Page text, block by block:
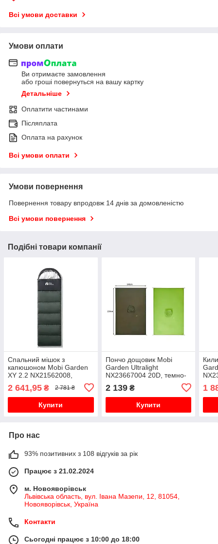
Всі умови доставки
Умови оплати
Ви отримаєте замовлення
або гроші повернуться на вашу картку
Детальніше
Оплатити частинами
Післяплата
Оплата на рахунок
Всі умови оплати
Умови повернення
Повернення товару впродовж 14 днів за домовленістю
Всі умови повернення
Подібні товари компанії
Спальний мішок з
капюшоном Mobi Garden
XY 2.2 NX21562008,
2 641,95 ₴ 2 781 ₴
Купити
Пончо дощовик Mobi
Garden Ultralight
NX23667004 20D, темно-
2 139₴
Купити
1
Про нас
93% позитивних з 108 відгуків за рік
Працює з 21.02.2024
м. Новояворівськ
Львівська область, вул. Івана Мазепи, 12, 81054,
Новояворівськ, Україна
Контакти
Сьогодні працює з 10:00 до 18:00